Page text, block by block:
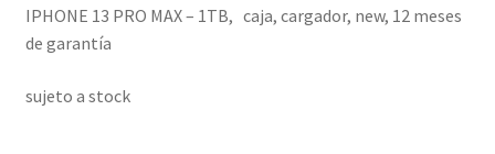
IPHONE 13 PRO MAX – 1TB, caja, cargador, new, 12 meses
de garantía
sujeto a stock